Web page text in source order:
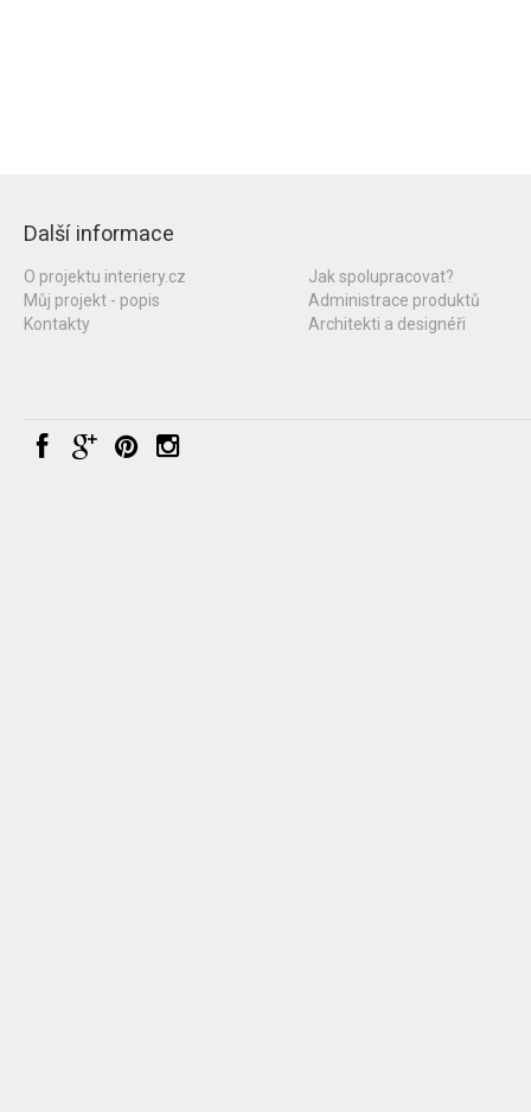
Další informace
O projektu interiery.cz
Můj projekt - popis
Kontakty
Jak spolupracovat?
Administrace produktů
Architekti a designéři